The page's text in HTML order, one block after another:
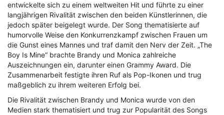
entwickelte sich zu einem weltweiten Hit und führte zu einer
langjährigen Rivalität zwischen den beiden Künstlerinnen, die
jedoch später beigelegt wurde. Der Song thematisierte auf
humorvolle Weise den Konkurrenzkampf zwischen Frauen um
die Gunst eines Mannes und traf damit den Nerv der Zeit. „The
Boy Is Mine“ brachte Brandy und Monica zahlreiche
Auszeichnungen ein, darunter einen Grammy Award. Die
Zusammenarbeit festigte ihren Ruf als Pop-Ikonen und trug
maßgeblich zu ihrem weiteren Erfolg bei.
Die Rivalität zwischen Brandy und Monica wurde von den
Medien stark thematisiert und trug zur Popularität des Songs